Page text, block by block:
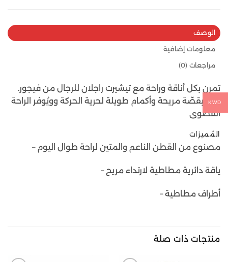
الوصف
معلومات إضافية
مراجعات (0)
تمرن بكل أناقة وراحة مع تيشيرت راجلان للرجال من فيجور.
يأتي بقصّة مريحة وأكمام طويلة لحرية الحركة وويُوفر الراحة
القصوى
المُميزات
مصنوع من القطن الناعم والمتين لراحة طوال اليوم –
ياقة دائرية مطاطية لارتداء مريح –
أطراف مطاطية –
منتجات ذات صلة
KWD